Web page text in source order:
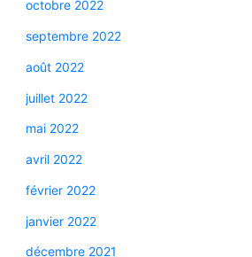
octobre 2022
septembre 2022
août 2022
juillet 2022
mai 2022
avril 2022
février 2022
janvier 2022
décembre 2021